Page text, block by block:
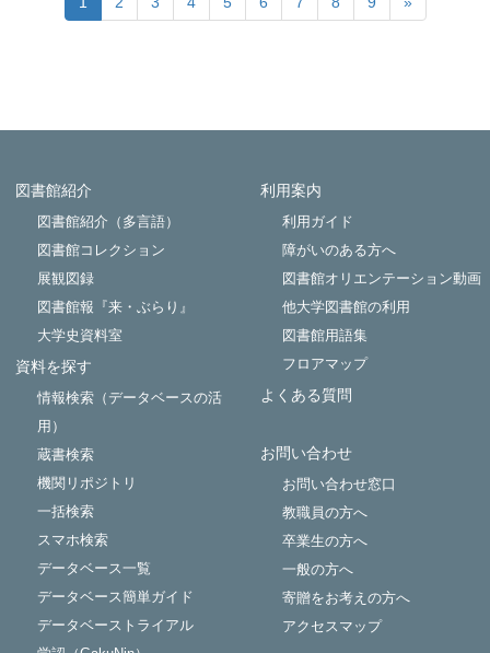
図書館紹介
図書館紹介（多言語）
図書館コレクション
展観図録
図書館報『来・ぶらり』
大学史資料室
資料を探す
情報検索（データベースの活
用）
蔵書検索
機関リポジトリ
一括検索
スマホ検索
データベース一覧
データベース簡単ガイド
データベーストライアル
利用案内
利用ガイド
障がいのある方へ
図書館オリエンテーション動画
他大学図書館の利用
図書館用語集
フロアマップ
よくある質問
お問い合わせ
お問い合わせ窓口
教職員の方へ
卒業生の方へ
一般の方へ
寄贈をお考えの方へ
アクセスマップ
Powered by NetCommons